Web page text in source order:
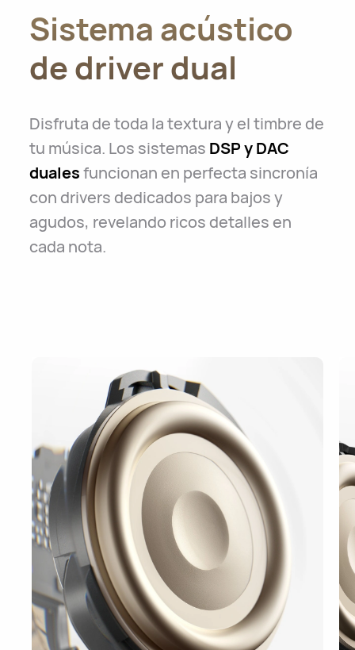
Sistema acústico
de driver dual
Disfruta de toda la textura y el timbre de
tu música. Los sistemas DSP y DAC
dualesfuncionan en perfecta sincronía
con drivers dedicados para bajos y
agudos, revelando ricos detalles en
cada nota.